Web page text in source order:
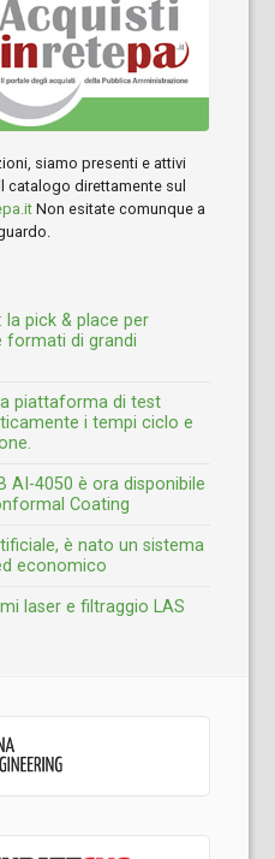
siamo presenti e attivi
catalogo direttamente sul
Non esitate comunque a
la pick & place per
formati di grandi
piattaforma di test
i tempi ciclo e
AI-4050 è ora disponibile
Coating
è nato un sistema
economico
laser e filtraggio LAS